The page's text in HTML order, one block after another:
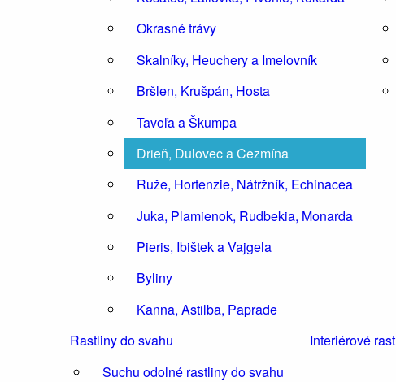
Okrasné trávy
Skalníky, Heuchery a Imelovník
Bršlen, Krušpán, Hosta
Tavoľa a Škumpa
Drieň, Dulovec a Cezmína
Ruže, Hortenzie, Nátržník, Echinacea
Juka, Plamienok, Rudbekia, Monarda
Pieris, Ibištek a Vajgela
Byliny
Kanna, Astilba, Paprade
Rastliny do svahu
Suchu odolné rastliny do svahu
Interiérové